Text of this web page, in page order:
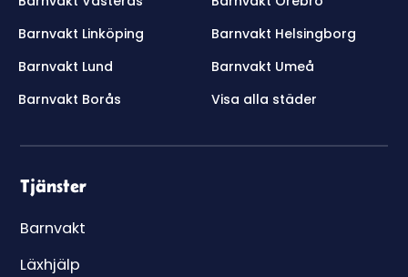
Barnvakt Linköping
Barnvakt Helsingborg
Barnvakt Lund
Barnvakt Umeå
Barnvakt Borås
Visa alla städer
Tjänster
Barnvakt
Läxhjälp